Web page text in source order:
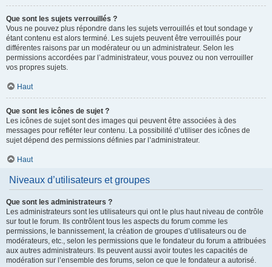
Que sont les sujets verrouillés ?
Vous ne pouvez plus répondre dans les sujets verrouillés et tout sondage y
étant contenu est alors terminé. Les sujets peuvent être verrouillés pour
différentes raisons par un modérateur ou un administrateur. Selon les
permissions accordées par l’administrateur, vous pouvez ou non verrouiller
vos propres sujets.
Haut
Que sont les icônes de sujet ?
Les icônes de sujet sont des images qui peuvent être associées à des
messages pour refléter leur contenu. La possibilité d’utiliser des icônes de
sujet dépend des permissions définies par l’administrateur.
Haut
Niveaux d’utilisateurs et groupes
Que sont les administrateurs ?
Les administrateurs sont les utilisateurs qui ont le plus haut niveau de contrôle
sur tout le forum. Ils contrôlent tous les aspects du forum comme les
permissions, le bannissement, la création de groupes d’utilisateurs ou de
modérateurs, etc., selon les permissions que le fondateur du forum a attribuées
aux autres administrateurs. Ils peuvent aussi avoir toutes les capacités de
modération sur l’ensemble des forums, selon ce que le fondateur a autorisé.